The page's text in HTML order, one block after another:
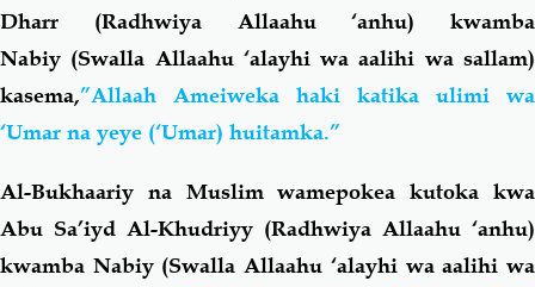
Dharr (Radhwiya Allaahu ‘anhu) kwamba
Nabiy (Swalla Allaahu ‘alayhi wa aalihi wa sallam)
kasema,”Allaah Ameiweka haki katika ulimi wa
‘Umar na yeye (‘Umar) huitamka.”
Al-Bukhaariy na Muslim wamepokea kutoka kwa
Abu Sa’iyd Al-Khudriyy (Radhwiya Allaahu ‘anhu)
kwamba Nabiy (Swalla Allaahu ‘alayhi wa aalihi wa